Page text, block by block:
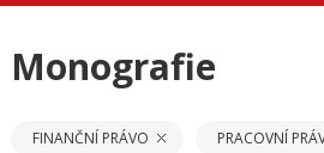
Monografie
FINANČNÍ PRÁVO PRACOVNÍ